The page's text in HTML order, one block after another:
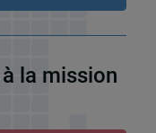
la mission